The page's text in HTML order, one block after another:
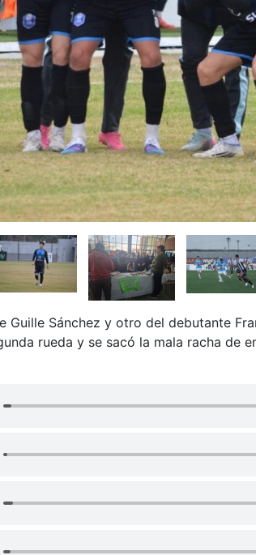
Guille Sánchez y otro del debutante
rueda y se sacó la mala racha de